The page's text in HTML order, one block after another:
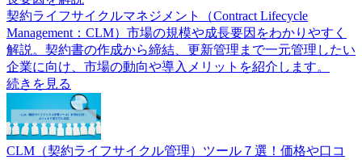
契約ライフサイクルマネジメント（Contract Lifecycle
Management：CLM）市場の規模や成長要因をわかりやすく
解説。契約書の作成から締結、更新管理まで一元管理したい
企業に向け、市場の動向や導入メリットを紹介します。
続きを見る
CLM（契約ライフサイクル管理）ツール７選！価格や口コ